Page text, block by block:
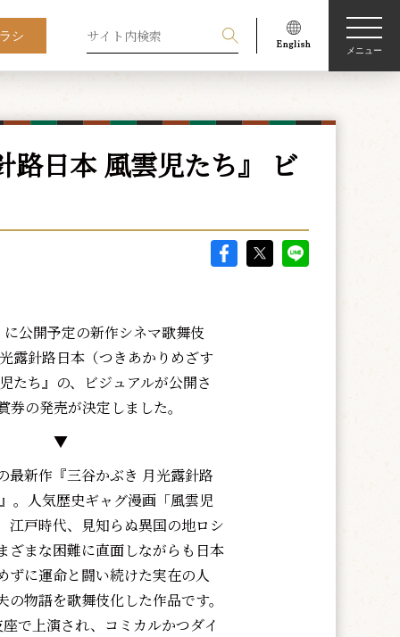
シ
メニュー
路日本 風雲児たち』 ビ
公開予定の新作シネマ歌舞伎
露針路日本（つきあかりめざす
たち』の、ビジュアルが公開さ
券の発売が決定しました。
▼
新作『三谷かぶき 月光露針路
。人気歴史ギャグ漫画「風雲児
江戸時代、見知らぬ異国の地ロシ
ざまな困難に直面しながらも日本
ずに運命と闘い続けた実在の人
の物語を歌舞伎化した作品です。
で上演され、コミカルかつダイ